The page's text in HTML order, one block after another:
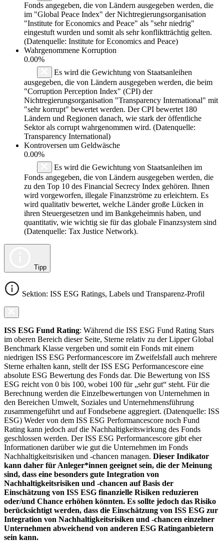
Fonds angegeben, die von Ländern ausgegeben werden, die
im "Global Peace Index" der Nichtregierungsorganisation
"Institute for Economics and Peace" als "sehr niedrig"
eingestuft wurden und somit als sehr konfliktträchtig gelten.
(Datenquelle: Institute for Economics and Peace)
Wahrgenommene Korruption
0.00%
Es wird die Gewichtung von Staatsanleihen
ausgegeben, die von Ländern ausgegeben werden, die beim
"Corruption Perception Index" (CPI) der
Nichtregierungsorganisation "Transparency International" mit
"sehr korrupt" bewertet werden. Der CPI bewertet 180
Ländern und Regionen danach, wie stark der öffentliche
Sektor als corrupt wahrgenommen wird. (Datenquelle:
Transparency International)
Kontroversen um Geldwäsche
0.00%
Es wird die Gewichtung von Staatsanleihen im
Fonds angegeben, die von Ländern ausgegeben werden, die
zu den Top 10 des Financial Secrecy Index gehören. Ihnen
wird vorgeworfen, illegale Finanzströme zu erleichtern. Es
wird qualitativ bewertet, welche Länder große Lücken in
ihren Steuergesetzen und im Bankgeheimnis haben, und
quantitativ, wie wichtig sie für das globale Finanzsystem sind
(Datenquelle: Tax Justice Network).
Tipp
Sektion: ISS ESG Ratings, Labels und Transparenz-Profil
ISS ESG Fund Rating: Während die ISS ESG Fund Rating Stars
im oberen Bereich dieser Seite, Sterne relativ zu der Lipper Global
Benchmark Klasse vergeben und somit ein Fonds mit einem
niedrigen ISS ESG Performancescore im Zweifelsfall auch mehrere
Sterne erhalten kann, stellt der ISS ESG Performancescore eine
absolute ESG Bewertung des Fonds dar. Die Bewertung von ISS
ESG reicht von 0 bis 100, wobei 100 für „sehr gut“ steht. Für die
Berechnung werden die Einzelbewertungen von Unternehmen in
den Bereichen Umwelt, Soziales und Unternehmensführung
zusammengeführt und auf Fondsebene aggregiert. (Datenquelle: ISS
ESG) Weder von dem ISS ESG Performancescore noch Fund
Rating kann jedoch auf die Nachhaltigkeitswirkung des Fonds
geschlossen werden. Der ISS ESG Performancescore gibt eher
Informationen darüber wie gut die Unternehmen im Fonds
Nachhaltigkeitsrisiken und -chancen managen. Dieser Indikator
kann daher für Anleger*innen geeignet sein, die der Meinung
sind, dass eine besonders gute Integration von
Nachhaltigkeitsrisiken und -chancen auf Basis der
Einschätzung von ISS ESG finanzielle Risiken reduzieren
oder/und Chance erhöhen könnten. Es sollte jedoch das Risiko
berücksichtigt werden, dass die Einschätzung von ISS ESG zur
Integration von Nachhaltigkeitsrisiken und -chancen einzelner
Unternehmen abweichend von anderen ESG Ratinganbietern
sein kann.